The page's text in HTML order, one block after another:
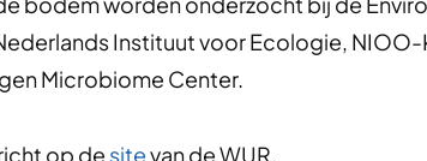
Instituut voor Ecologie,
Microbiome Center.
op de sitevan de WUR.